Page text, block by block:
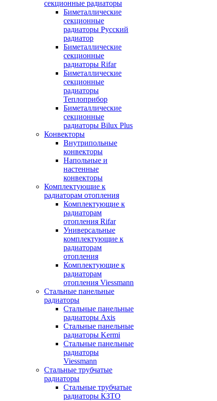
секционные радиаторы
Биметаллические
секционные
радиаторы Русский
радиатор
Биметаллические
секционные
радиаторы Rifar
Биметаллические
секционные
радиаторы
Теплоприбор
Биметаллические
секционные
радиаторы Bilux Plus
Конвекторы
Внутрипольные
конвекторы
Напольные и
настенные
конвекторы
Комплектующие к
радиаторам отопления
Комплектующие к
радиаторам
отопления Rifar
Универсальные
комплектующие к
радиаторам
отопления
Комплектующие к
радиаторам
отопления Viessmann
Стальные панельные
радиаторы
Стальные панельные
радиаторы Axis
Стальные панельные
радиаторы Kermi
Стальные панельные
радиаторы
Viessmann
Стальные трубчатые
радиаторы
Стальные трубчатые
радиаторы КЗТО